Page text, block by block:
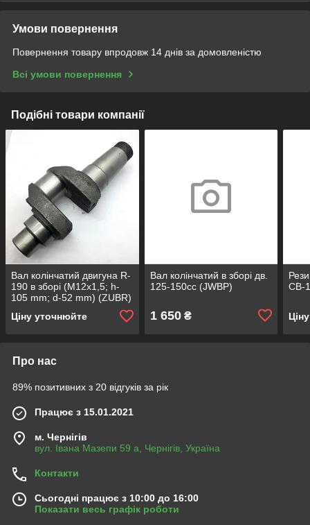
Умови повернення
Повернення товару впродовж 14 днів за домовленістю
Всі умови повернення
Подібні товари компанії
Вал колінчатий двигуна R-
190 в зборі (М12x1,5; h-
105 mm; d-52 mm) (ZUBR)
Ціну уточнюйте
Вал колiнчатий в зборі дв.
125-150сс (JWBP)
1 650₴
СВ-
Про нас
89% позитивних з 20 відгуків за рік
Працює з 15.01.2021
м. Чернігів
вул. Івана Мазепи 59 а, Чернігів, Україна
Контакти
Сьогодні працює з 10:00 до 16:00
Показати весь графік роботи